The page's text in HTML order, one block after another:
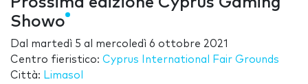
Showo
Dal martedì 5 al mercoledì 6 ottobre 2021
Centro fieristico: Cyprus International Fair Grounds
Città: Limasol